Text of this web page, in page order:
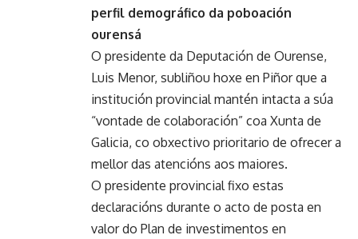
perfil demográfico da poboación
ourensá
O presidente da Deputación de Ourense,
Luis Menor, subliñou hoxe en Piñor que a
institución provincial mantén intacta a súa
“vontade de colaboración” coa Xunta de
Galicia, co obxectivo prioritario de ofrecer a
mellor das atencións aos maiores.
O presidente provincial fixo estas
declaracións durante o acto de posta en
valor do Plan de investimentos en